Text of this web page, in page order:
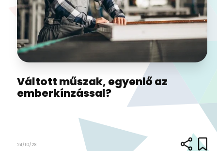
Váltott műszak, egyenlő az
emberkínzással?
24/10/28